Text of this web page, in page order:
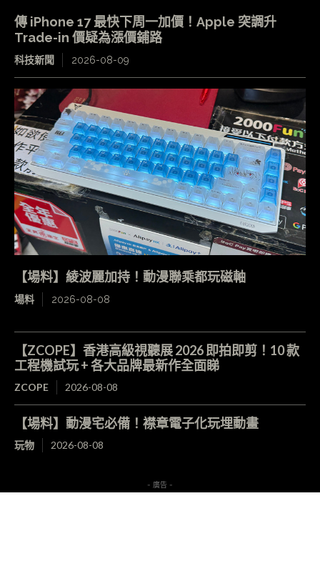
傳 iPhone 17 最快下周一加價！Apple 突調升
Trade-in 價疑為漲價鋪路
科技新聞 2026-08-09
【場料】綾波麗加持！動漫聯乘都玩磁軸
場料 2026-08-08
【ZCOPE】香港高級視聽展 2026 即拍即剪！10 款
工程機試玩 + 各大品牌最新作全面睇
ZCOPE 2026-08-08
【場料】動漫宅必備！襟章電子化玩埋動畫
玩物 2026-08-08
- 廣告 -